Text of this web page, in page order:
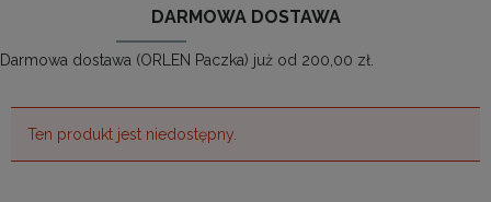
DARMOWA DOSTAWA
Darmowa dostawa (ORLEN Paczka) już od 200,00 zł.
Ten produkt jest niedostępny.